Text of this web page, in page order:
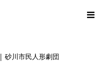
| 砂川市民人形劇団